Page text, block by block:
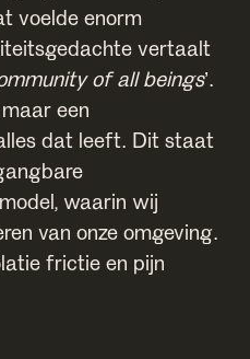
voelde enorm
vertaalt
of all beings’.
een
dat leeft. Dit staat
waarin wij
van onze omgeving.
frictie en pijn